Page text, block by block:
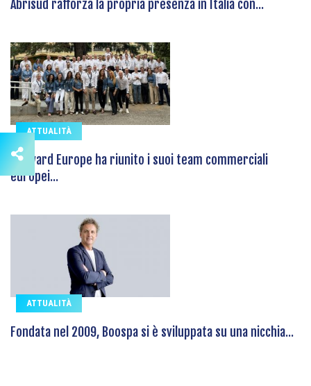
Abrisud rafforza la propria presenza in Italia con...
ATTUALITÀ
Hayward Europe ha riunito i suoi team commerciali
europei...
ATTUALITÀ
Fondata nel 2009, Boospa si è sviluppata su una nicchia...